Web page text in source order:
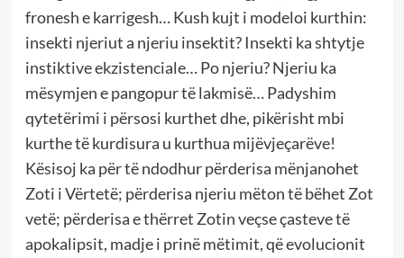
fronesh e karrigesh… Kush kujt i modeloi kurthin:
insekti njeriut a njeriu insektit? Insekti ka shtytje
instiktive ekzistenciale… Po njeriu? Njeriu ka
mësymjen e pangopur të lakmisë… Padyshim
qytetërimi i përsosi kurthet dhe, pikërisht mbi
kurthe të kurdisura u kurthua mijëvjeçarëve!
Kësisoj ka për të ndodhur përderisa mënjanohet
Zoti i Vërtetë; përderisa njeriu mëton të bëhet Zot
vetë; përderisa e thërret Zotin veçse çasteve të
apokalipsit, madje i prinë mëtimit, që evolucionit